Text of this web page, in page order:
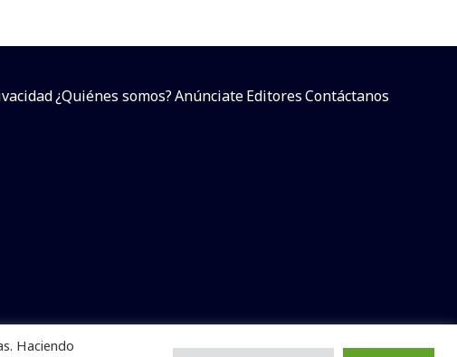
¿Quiénes somos?AnúnciateEditoresContáctanos
total o parcial sin dar referencia a la fuente.
Haciendo